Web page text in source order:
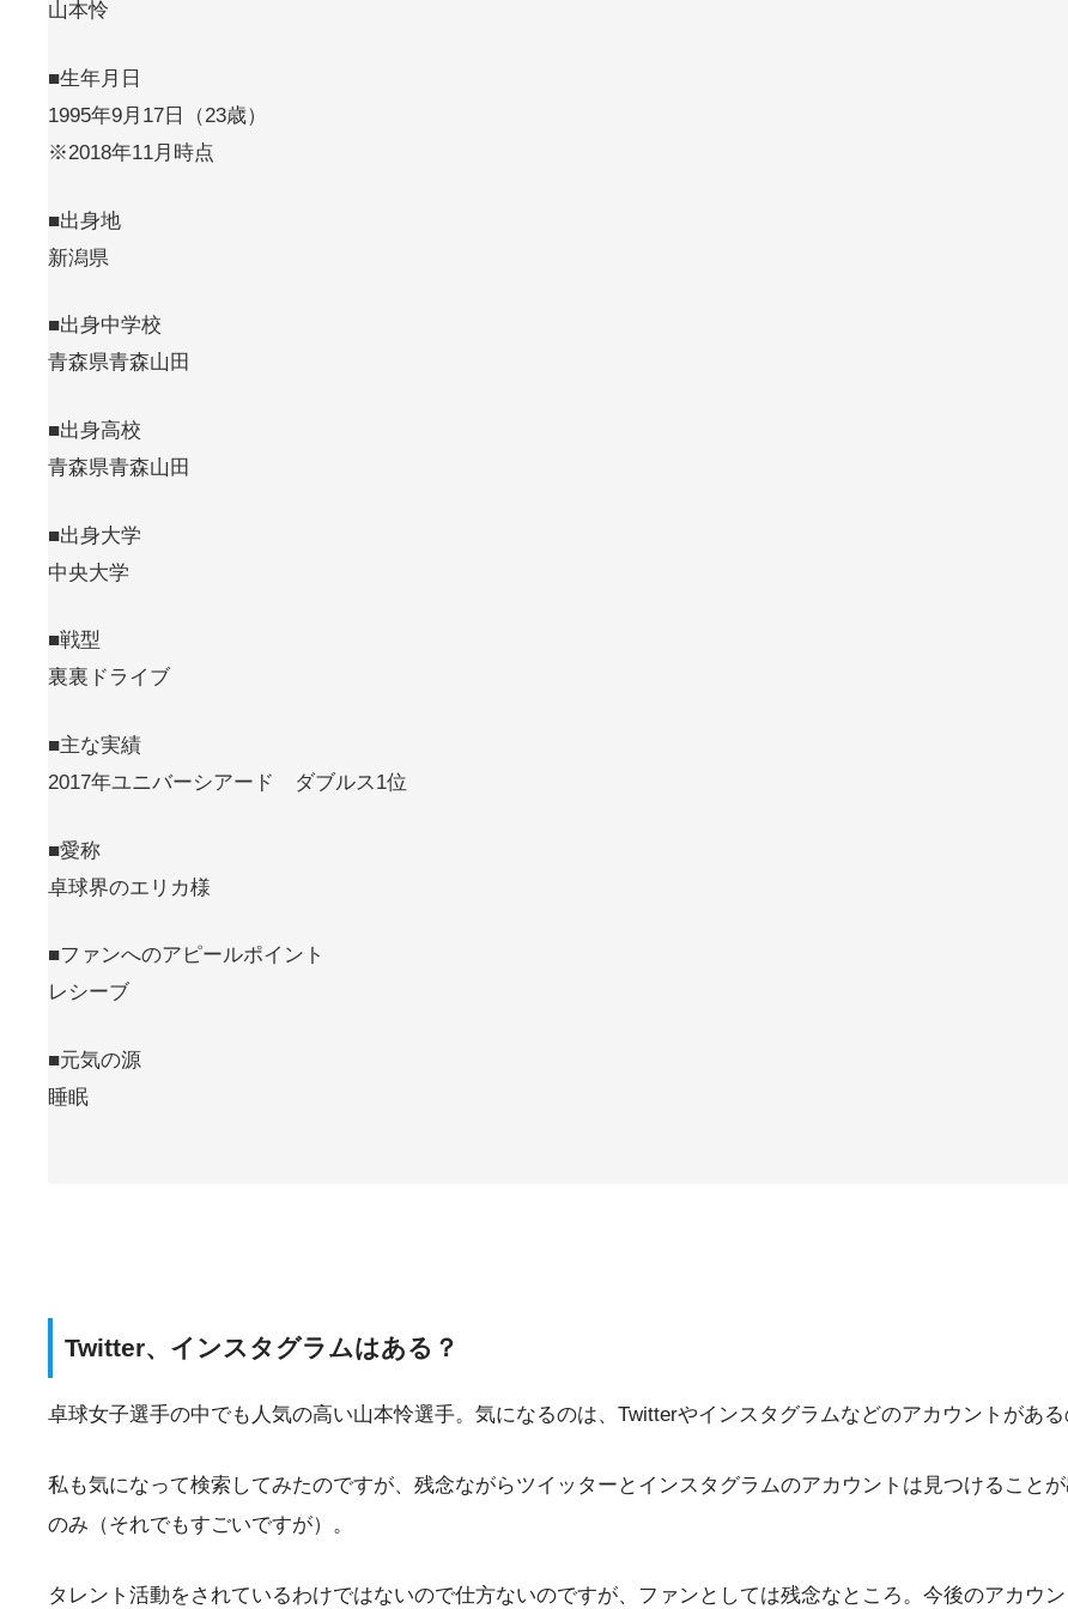
山本怜
■生年月日
1995年9月17日（23歳）
※2018年11月時点
■出身地
新潟県
■出身中学校
青森県青森山田
■出身高校
青森県青森山田
■出身大学
中央大学
■戦型
裏裏ドライブ
■主な実績
2017年ユニバーシアード ダブルス1位
■愛称
卓球界のエリカ様
■ファンへのアピールポイント
レシーブ
■元気の源
睡眠
Twitter、インスタグラムはある？
卓球女子選手の中でも人気の高い山本怜選手。気になるのは、Twitterやインスタグラムなどのアカウントがある
私も気になって検索してみたのですが、残念ながらツイッターとインスタグラムのアカウントは見つけること
のみ（それでもすごいですが）。
タレント活動をされているわけではないので仕方ないのですが、ファンとしては残念なところ。今後のアカウ